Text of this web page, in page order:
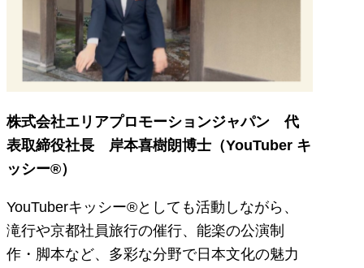
株式会社エリアプロモーションジャパン 代
表取締役社長 岸本喜樹朗博士（YouTuber キ
ッシー®）
YouTuberキッシー®としても活動しながら、
滝行や京都社員旅行の催行、能楽の公演制
作・脚本など、多彩な分野で日本文化の魅力